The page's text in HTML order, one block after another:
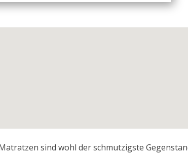
sind wohl der schmutzigste